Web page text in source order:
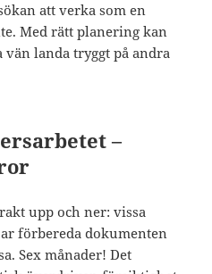
att verka som en
Med rätt planering kan
landa tryggt på andra
–
upp och ner: vissa
förbereda dokumenten
Sex månader! Det